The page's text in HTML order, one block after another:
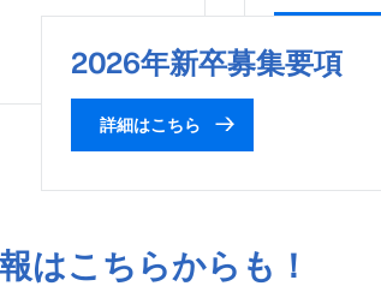
2026年新卒募集要項
詳細はこちら
はこちらからも！